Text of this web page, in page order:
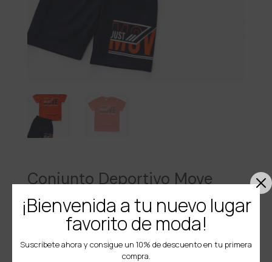
Conjunto Deportivo Move
12,00€
Tallas
¡Bienvenida a tu nuevo lugar
favorito de moda!
Suscríbete ahora y consigue un 10% de descuento en tu primera
compra.